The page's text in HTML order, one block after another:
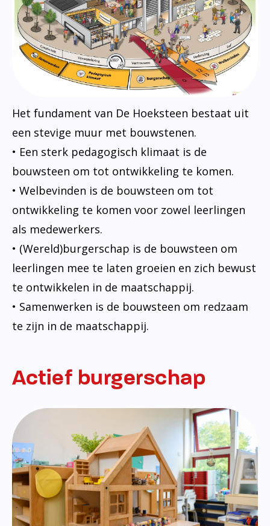
Het fundament van De Hoeksteen bestaat uit
een stevige muur met bouwstenen.
• Een sterk pedagogisch klimaat is de
bouwsteen om tot ontwikkeling te komen.
• Welbevinden is de bouwsteen om tot
ontwikkeling te komen voor zowel leerlingen
als medewerkers.
• (Wereld)burgerschap is de bouwsteen om
leerlingen mee te laten groeien en zich bewust
te ontwikkelen in de maatschappij.
• Samenwerken is de bouwsteen om redzaam
te zijn in de maatschappij.
Actief burgerschap